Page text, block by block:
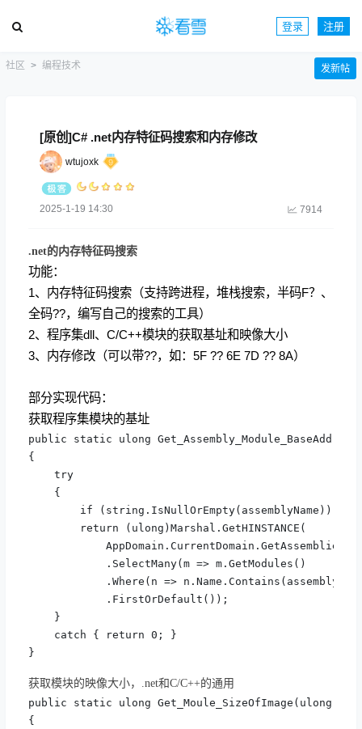
登录 注册
社区 编程技术 发新帖
[原创]C# .net内存特征码搜索和内存修改
wtujoxk
2025-1-19 14:30 7914
.net的内存特征码搜索
功能：
1、内存特征码搜索（支持跨进程，堆栈搜索，半码F？、
全码??，编写自己的搜索的工具）
2、程序集dll、C/C++模块的获取基址和映像大小
3、内存修改（可以带??，如：5F ?? 6E 7D ?? 8A）
部分实现代码：
获取程序集模块的基址
public static ulong
{
try
{
if (string.IsNullOrEmpty(assemblyName))
return (ulong)Marshal.GetHINSTANCE(
AppDomain.CurrentDomain.GetAssemblies()
.SelectMany(m => m.GetModules()
.Where(n =>
.FirstOrDefault());
}
catch { return 0; }
}
获取模块的映像大小，.net和C/C++的通用
public static ulong Get_Moule_SizeOfImage(ulong
{